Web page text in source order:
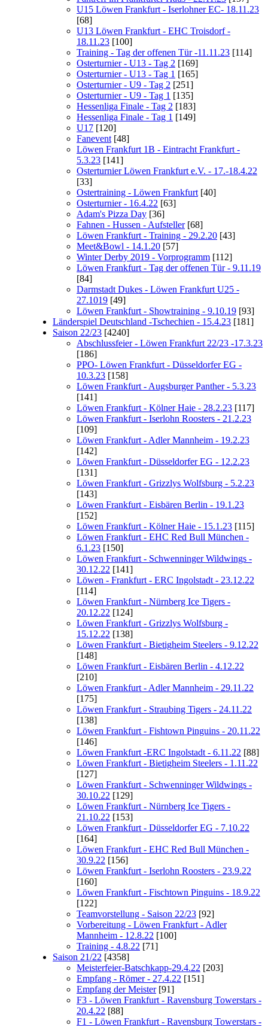
U15 Löwen Frankfurt - Iserlohner EC- 18.11.23
[68]
U13 Löwen Frankfurt - EHC Troisdorf -
18.11.23 [100]
Training - Tag der offenen Tür -11.11.23 [114]
Osterturnier - U13 - Tag 2 [169]
Osterturnier - U13 - Tag 1 [165]
Osterturnier - U9 - Tag 2 [251]
Osterturnier - U9 - Tag 1 [135]
Hessenliga Finale - Tag 2 [183]
Hessenliga Finale - Tag 1 [149]
U17 [120]
Fanevent [48]
Löwen Frankfurt 1B - Eintracht Frankfurt -
5.3.23 [141]
Osterturnier Löwen Frankfurt e.V. - 17.-18.4.22
[33]
Ostertraining - Löwen Frankfurt [40]
Osterturnier - 16.4.22 [63]
Adam's Pizza Day [36]
Fahnen - Hussen - Aufsteller[68]
Löwen Frankfurt - Training - 29.2.20 [43]
Meet&Bowl - 14.1.20 [57]
Winter Derby 2019 - Vorprogramm [112]
Löwen Frankfurt - Tag der offenen Tür - 9.11.19
[84]
Darmstadt Dukes - Löwen Frankfurt U25 -
27.1019 [49]
Löwen Frankfurt - Showtraining - 9.10.19 [93]
Länderspiel Deutschland -Tschechien - 15.4.23 [181]
Saison 22/23 [4240]
Abschlussfeier - Löwen Frankfurt 22/23 -17.3.23
[186]
PPO- Löwen Frankfurt - Düsseldorfer EG -
10.3.23 [158]
Löwen Frankfurt - Augsburger Panther - 5.3.23
[141]
Löwen Frankfurt - Kölner Haie - 28.2.23 [117]
Löwen Frankfurt - Iserlohn Roosters - 21.2.23
[109]
Löwen Frankfurt - Adler Mannheim - 19.2.23
[142]
Löwen Frankfurt - Düsseldorfer EG - 12.2.23
[131]
Löwen Frankfurt - Grizzlys Wolfsburg - 5.2.23
[143]
Löwen Frankfurt - Eisbären Berlin - 19.1.23
[152]
Löwen Frankfurt - Kölner Haie - 15.1.23 [115]
Löwen Frankfurt - EHC Red Bull München -
6.1.23 [150]
Löwen Frankfurt - Schwenninger Wildwings -
30.12.22 [141]
Löwen - Frankfurt - ERC Ingolstadt - 23.12.22
[114]
Löwen Frankfurt - Nürnberg Ice Tigers -
20.12.22 [124]
Löwen Frankfurt - Grizzlys Wolfsburg -
15.12.22 [138]
Löwen Frankfurt - Bietigheim Steelers - 9.12.22
[148]
Löwen Frankfurt - Eisbären Berlin - 4.12.22
[210]
Löwen Frankfurt - Adler Mannheim - 29.11.22
[175]
Löwen Frankfurt - Straubing Tigers - 24.11.22
[138]
Löwen Frankfurt - Fishtown Pinguins - 20.11.22
[146]
Löwen Frankfurt -ERC Ingolstadt - 6.11.22 [88]
Löwen Frankfurt - Bietigheim Steelers - 1.11.22
[127]
Löwen Frankfurt - Schwenninger Wildwings -
30.10.22 [129]
Löwen Frankfurt - Nürnberg Ice Tigers -
21.10.22 [153]
Löwen Frankfurt - Düsseldorfer EG - 7.10.22
[164]
Löwen Frankfurt - EHC Red Bull München -
30.9.22 [156]
Löwen Frankfurt - Iserlohn Roosters - 23.9.22
[160]
Löwen Frankfurt - Fischtown Pinguins - 18.9.22
[122]
Teamvorstellung - Saison 22/23 [92]
Vorbereitung - Löwen Frankfurt - Adler
Mannheim - 12.8.22 [100]
Training - 4.8.22 [71]
Saison 21/22 [4358]
Meisterfeier-Batschkapp-29.4.22 [203]
Empfang - Römer - 27.4.22 [151]
Empfang der Meister[91]
F3 - Löwen Frankfurt - Ravensburg Towerstars -
20.4.22 [88]
F1 - Löwen Frankfurt - Ravensburg Towerstars -